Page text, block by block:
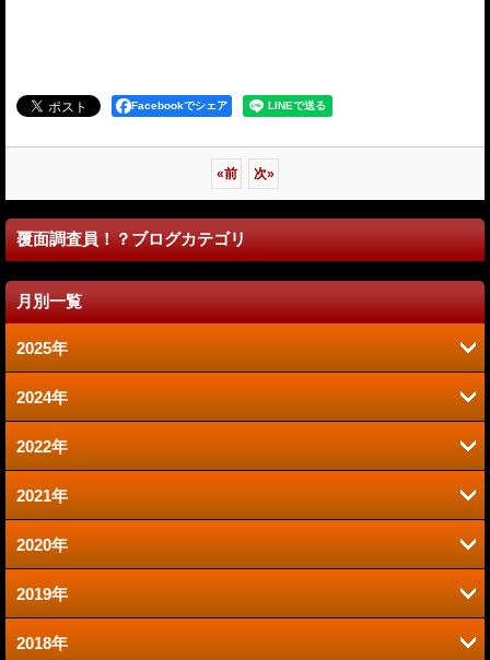
Facebookでシェア
«前 次»
覆面調査員！？ブログカテゴリ
月別一覧
2025年
1月 (1)
2024年
7月 (1)
2022年
6月 (1)
2021年
10月 (1)
7月 (1)
6月 (1)
2020年
9月 (1)
8月 (1)
2019年
10月 (1)
2018年